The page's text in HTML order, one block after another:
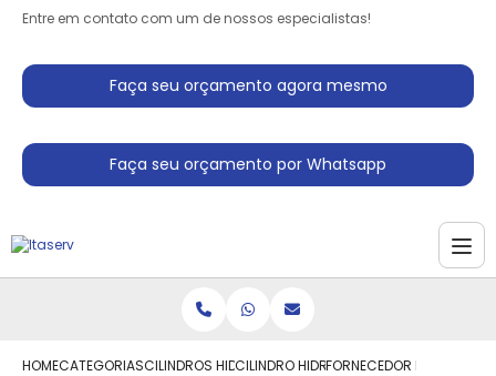
Entre em contato com um de nossos especialistas!
Faça seu orçamento agora mesmo
Faça seu orçamento por Whatsapp
HOMECATEGORIASCILINDROS HIDRAULICOCILINDRO HIDRAULICO SIMPLES ACAO
FORNECEDOR DE